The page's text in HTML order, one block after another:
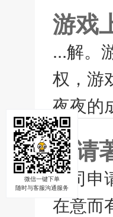
游戏
...解。
权，游
夜夜的
申请
公司申
在意而
微信一键下单
随时与客服沟通服务